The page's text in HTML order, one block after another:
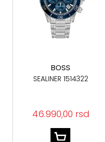
BOSS
SEALINER 1514322
46.990,00 rsd